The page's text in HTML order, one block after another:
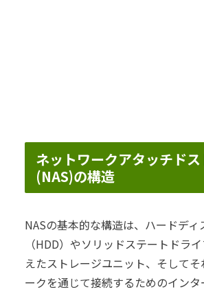
ネットワークアタッチド
(NAS)の構造
NASの基本的な構造は、ハードデ
（HDD）やソリッドステートドラ
えたストレージユニット、そして
ークを通じて接続するためのイン